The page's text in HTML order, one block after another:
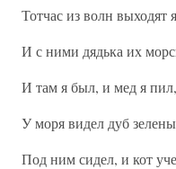
Тотчас из волн выходят
И с ними дядька их
И там я был, и мед я пил,
У моря видел дуб
Под ним сидел, и кот